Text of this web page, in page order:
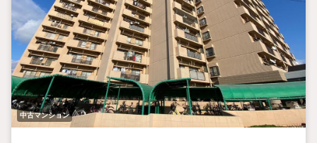
中古マンション